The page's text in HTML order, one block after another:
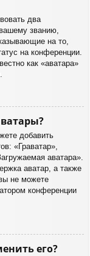
два
званию,
на то,
на конференции.
как «аватара»
добавить
«Граватар»,
аватара».
аватар, а также
не можете
конференции
его?